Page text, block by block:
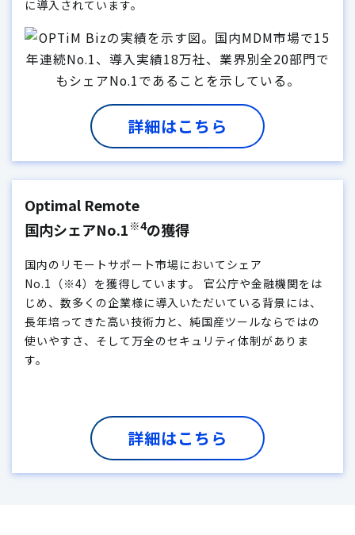
に導入されています。
詳細はこちら
Optimal Remote
国内シェアNo.1 ※4の獲得
国内のリモートサポート市場においてシェア
No.1（※4）を獲得しています。 官公庁や金融機関をは
じめ、数多くの企業様に導入いただいている背景には、
長年培ってきた高い技術力と、純国産ツールならではの
使いやすさ、そして万全のセキュリティ体制がありま
す。
詳細はこちら